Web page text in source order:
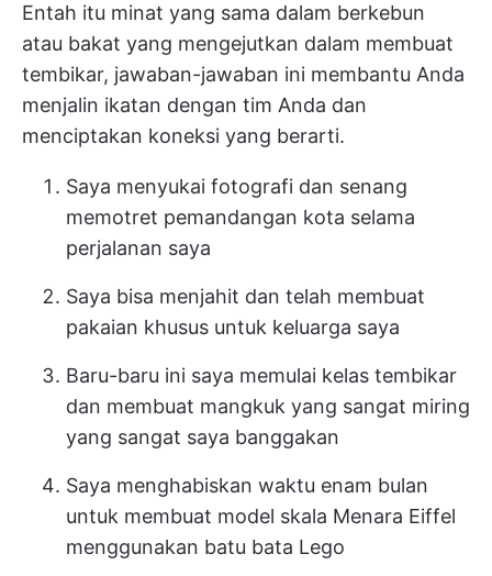
Entah itu minat yang sama dalam berkebun
atau bakat yang mengejutkan dalam membuat
tembikar, jawaban-jawaban ini membantu Anda
menjalin ikatan dengan tim Anda dan
menciptakan koneksi yang berarti.
Saya menyukai fotografi dan senang
memotret pemandangan kota selama
perjalanan saya
Saya bisa menjahit dan telah membuat
pakaian khusus untuk keluarga saya
Baru-baru ini saya memulai kelas tembikar
dan membuat mangkuk yang sangat miring
yang sangat saya banggakan
Saya menghabiskan waktu enam bulan
untuk membuat model skala Menara Eiffel
menggunakan batu bata Lego